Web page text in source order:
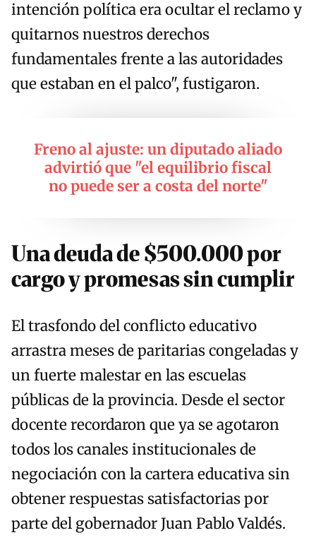
intención política era ocultar el reclamo y
quitarnos nuestros derechos
fundamentales frente a las autoridades
que estaban en el palco", fustigaron.
Freno al ajuste: un diputado aliado
advirtió que "el equilibrio fiscal
no puede ser a costa del norte"
Una deuda de $500.000 por
cargo y promesas sin cumplir
El trasfondo del conflicto educativo
arrastra meses de paritarias congeladas y
un fuerte malestar en las escuelas
públicas de la provincia. Desde el sector
docente recordaron que ya se agotaron
todos los canales institucionales de
negociación con la cartera educativa sin
obtener respuestas satisfactorias por
parte del gobernador Juan Pablo Valdés.